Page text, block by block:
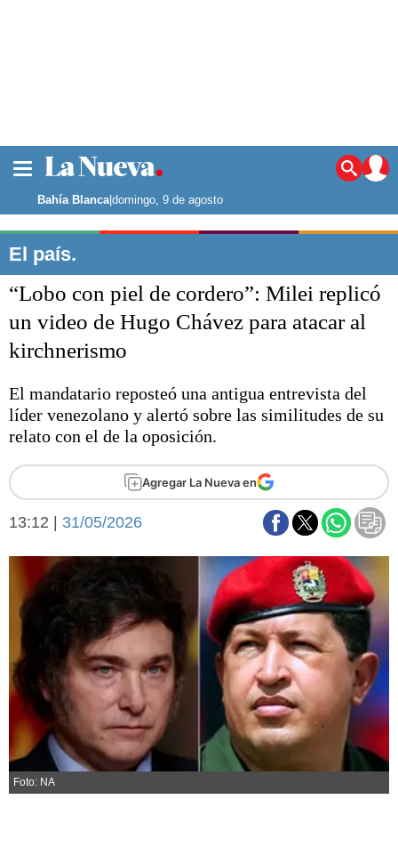
Noticias
La ciudad
Punta Alta
El mundo
Seguridad
Liga del Sur
Básquetbol
Fútbol
Aplausos
Cines
Economía y campo
Economía y finanzas
Con el campo
Espacio empresas
Sociedad y tiempo
Sociedad
Tecnología
Turismo
Salud
Es viral
El tiempo
Fúnebres
Clasificados
Bahía Blanca|domingo, 9 de agosto
El país.
“Lobo con piel de cordero”: Milei replicó
un video de Hugo Chávez para atacar al
kirchnerismo
El mandatario reposteó una antigua entrevista del
líder venezolano y alertó sobre las similitudes de su
relato con el de la oposición.
Agregar La Nueva en
13:12 | 31/05/2026
Foto: NA